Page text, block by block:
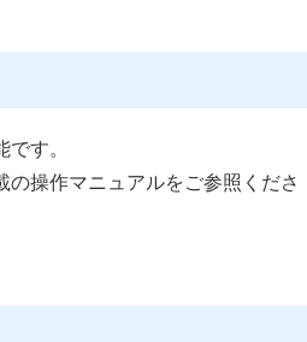
す。
操作マニュアルをご参照くださ